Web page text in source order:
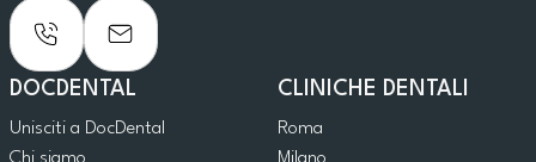
DOCDENTAL
Unisciti a DocDental
CLINICHE DENTALI
Roma